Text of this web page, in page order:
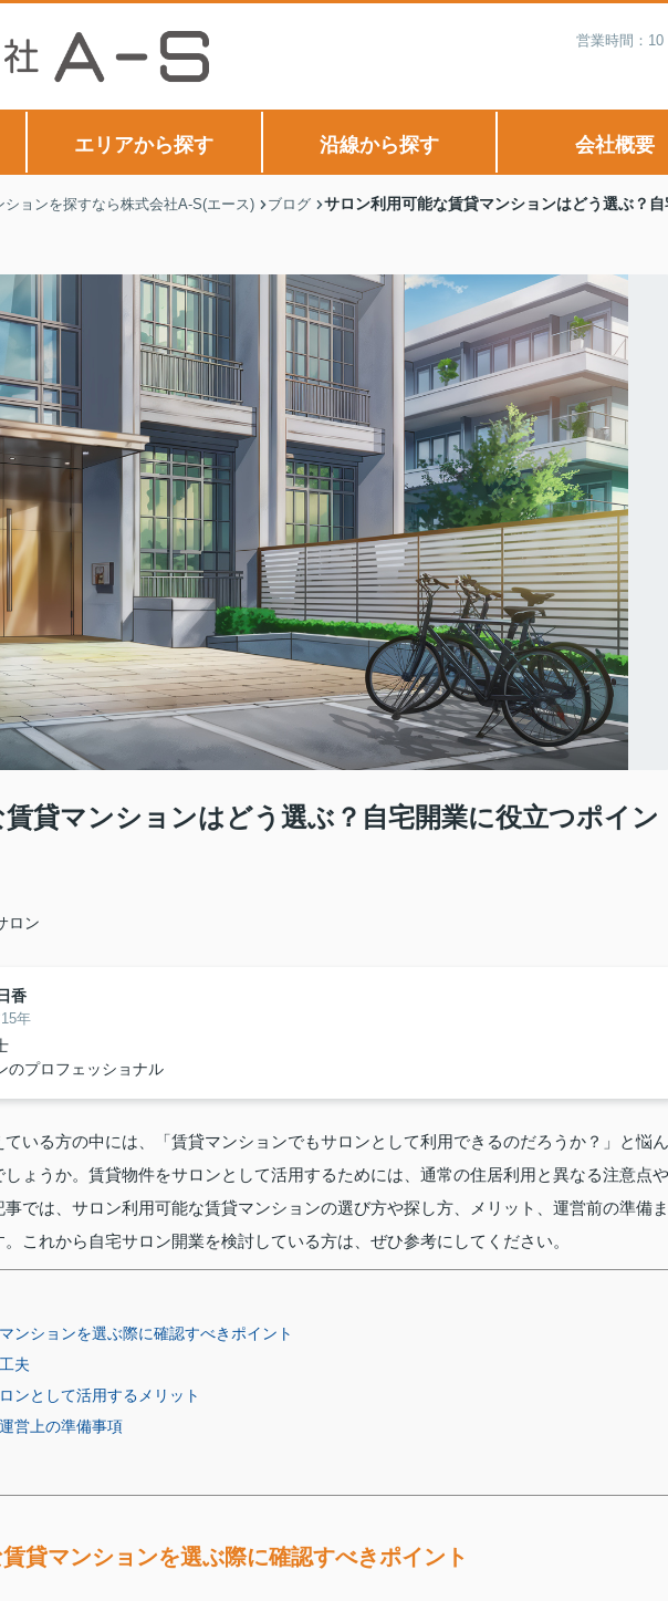
営業時間：
エリアから探す 沿線から探す 会社概要
ョンを探すなら株式会社A-S(エース) ブログ サロン利用可能な賃貸マンションはどう選ぶ？
貸マンションはどう選ぶ？自宅開業に役立つポイン
ロン
香
年
のプロフェッショナル
いる方の中には、「賃貸マンションでもサロンとして利用できるのだろうか？」と悩ん
ょうか。賃貸物件をサロンとして活用するためには、通常の住居利用と異なる注意点や
では、サロン利用可能な賃貸マンションの選び方や探し方、メリット、運営前の準備ま
これから自宅サロン開業を検討している方は、ぜひ参考にしてください。
ンションを選ぶ際に確認すべきポイント
夫
ンとして活用するメリット
営上の準備事項
貸マンションを選ぶ際に確認すべきポイント